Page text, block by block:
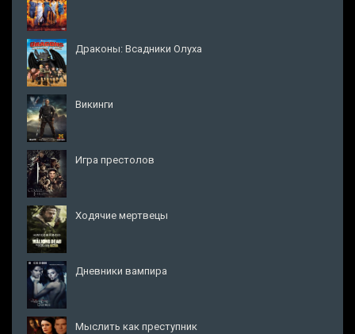
Драконы: Всадники Олуха
Викинги
Игра престолов
Ходячие мертвецы
Дневники вампира
Мыслить как преступник